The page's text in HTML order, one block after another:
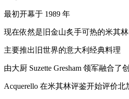
最初开幕于 1989 年
现在依然是旧金山炙手可热的米其
主要推出旧世界的意大利经典料理
由大厨 Suzette Gresham 领军融合了
Acquerello 在米其林评鉴开始评价北